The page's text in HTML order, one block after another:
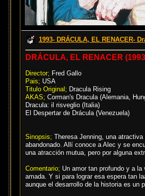
1993- DRÁCULA, EL RENACER-
DRÁCULA, EL RENACER
Director; Fred Gallo
Pais; USA
Titulo Original; Dracula Rising
AKAS; Corman's Dracula (Alemania,
Dracula: il risveglio (Italia)
El Despertar de Drácula (Venezuela)
Sinopsis; Theresa Jenning, una
abandonado. Allí conoce a Alec y se
una atracción mutua, pero por alguna
Comentario; Un amor tan profundo y a la
amada. Y si para lograr esa espera tan
aunque el desarrollo de la historia es un